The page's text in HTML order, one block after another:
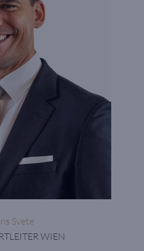
Svete
WIEN